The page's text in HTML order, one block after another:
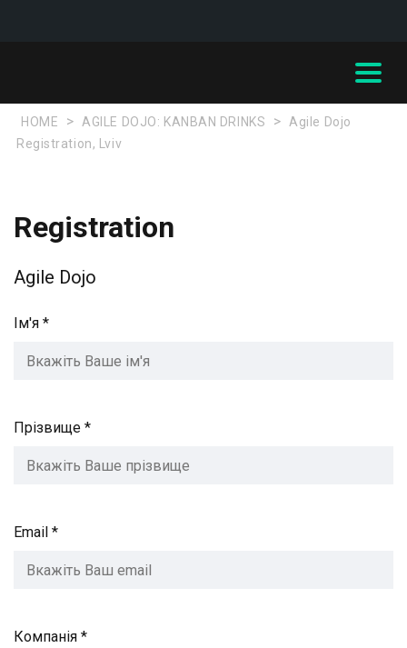
HOME > AGILE DOJO: KANBAN DRINKS >
Agile Dojo
Registration, Lviv
Registration
Agile Dojo
Ім'я *
Прізвище *
Email *
Компанія *